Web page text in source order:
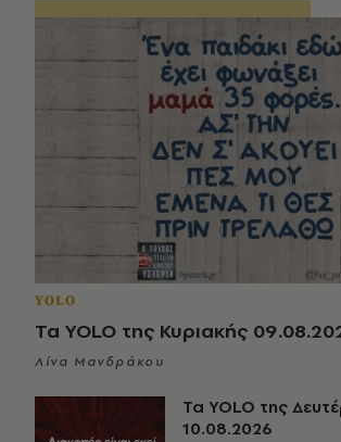
YOLO
Τα YOLO της Κυριακής
Λίνα Μανδράκου
Τα YOLO της
10.08.2026